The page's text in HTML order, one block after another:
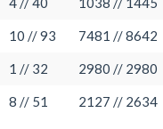
10 // 93 7481 // 8642
1 // 32 2980 // 2980
8 // 51 2127 // 2634